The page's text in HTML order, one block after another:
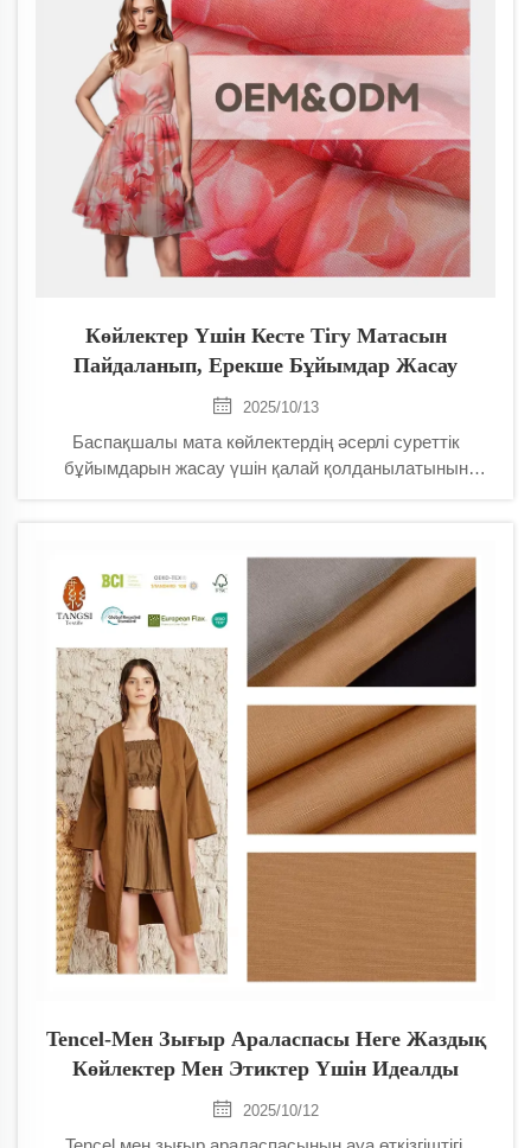
Көйлектер Үшін Кесте Тігу Матасын
Пайдаланып, Ерекше Бұйымдар Жасау
2025/10/13
Баспақшалы мата көйлектердің әсерлі суреттік
бұйымдарын жасау үшін қалай қолданылатынын
баспақшалау техникалары туралы танысыңыз.
Бүгіннен бастап элитті моданың болашағын зерттеңіз.
Tencel-Мен Зығыр Араласпасы Неге Жаздық
Көйлектер Мен Этиктер Үшін Идеалды
2025/10/12